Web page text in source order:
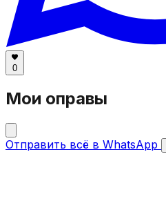
0
Мои оправы
Отправить всё в WhatsApp